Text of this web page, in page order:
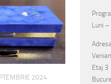
2024
Luni
Etaj 3